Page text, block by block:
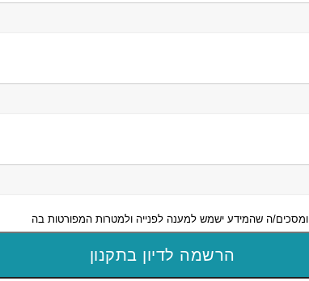
ומסכים/ה שהמידע ישמש למענה לפנייה ולמטרות המפורטות בה